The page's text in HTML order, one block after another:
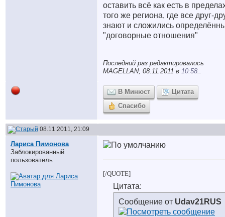
оставить всё как есть в
того же региона, где все друг-
знают и сложились
"договорные отношения"
Последний раз редактировалось
MAGELLAN; 08.11.2011 в 10:58..
В Минюст
Цитата
Спасибо
08.11.2011, 21:09
Лариса Пимонова
Заблокированный
пользователь
[/QUOTE]
Цитата:
Сообщение от Udav21RUS